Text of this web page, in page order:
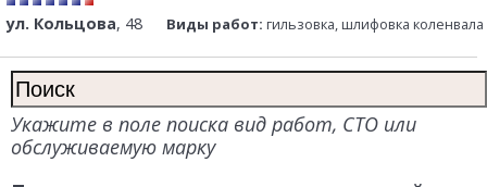
ул. Кольцова, 48 Виды работ: гильзовка, шлифовка коленвала
Укажите в поле поиска вид работ, СТО или
обслуживаемую марку